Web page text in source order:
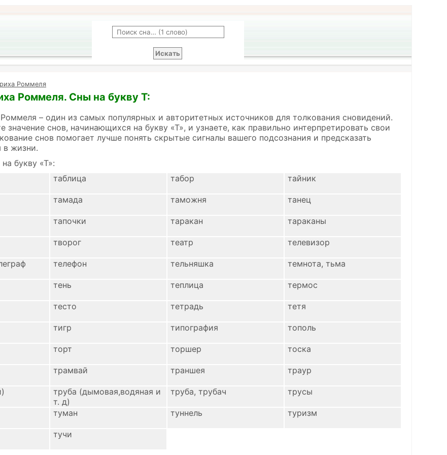
Роммеля
Роммеля. Сны на букву Т:
– один из самых популярных и авторитетных источников для толкования сновидений.
значение снов, начинающихся на букву «Т», и узнаете, как правильно интерпретировать свои
снов помогает лучше понять скрытые сигналы вашего подсознания и предсказать
в жизни.
букву «Т»:
таблица табор тайник
тамада таможня танец
тапочки таракан тараканы
творог театр телевизор
телефон тельняшка темнота, тьма
тень теплица термос
тесто тетрадь тетя
тигр типография тополь
торт торшер тоска
трамвай траншея траур
труба (дымовая,водяная и
т. д)
труба, трубач трусы
туман туннель туризм
тучи